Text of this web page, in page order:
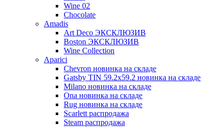
Wine 02
Chocolate
Amadis
Art Deco ЭКСКЛЮЗИВ
Boston ЭКСКЛЮЗИВ
Wine Collection
Aparici
Chevron новинка на складе
Gatsby TIN 59.2x59.2 новинка на складе
Milano новинка на складе
Ona новинка на складе
Rug новинка на складе
Scarlett распродажа
Steam распродажа